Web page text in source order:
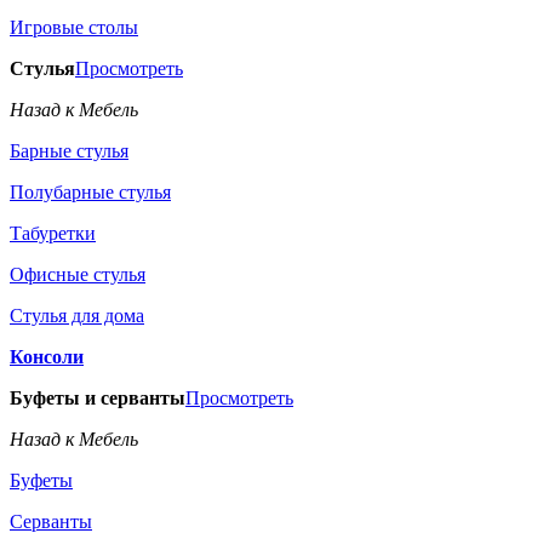
Игровые столы
СтульяПросмотреть
Назад к Мебель
Барные стулья
Полубарные стулья
Табуретки
Офисные стулья
Стулья для дома
Консоли
Буфеты и сервантыПросмотреть
Назад к Мебель
Буфеты
Серванты